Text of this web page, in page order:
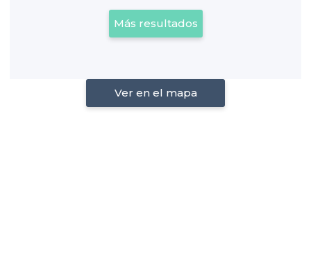
Más resultados
Ver en el mapa